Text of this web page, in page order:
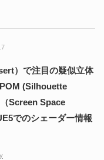
）で注目の疑似立体
(Silhouette
Screen Space
でのシェーダー情報